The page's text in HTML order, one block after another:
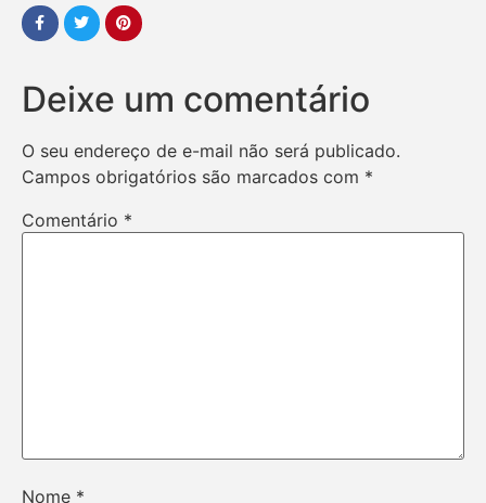
Deixe um comentário
O seu endereço de e-mail não será publicado.
Campos obrigatórios são marcados com *
Comentário *
Nome *